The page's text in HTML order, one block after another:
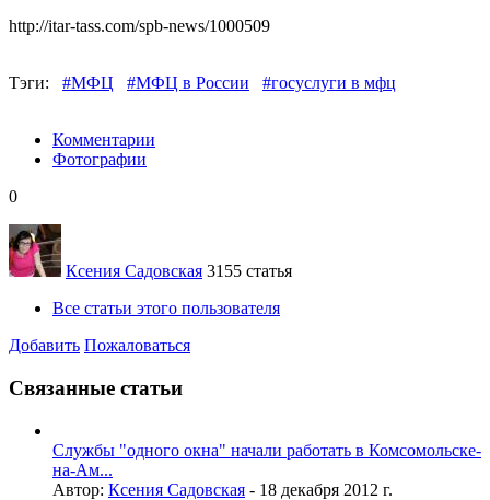
http://itar-tass.com/spb-news/1000509
Тэги: #МФЦ #МФЦ в России #госуслуги в мфц
Комментарии
Фотографии
0
Ксения Садовская 3155 статья
Все статьи этого пользователя
Добавить Пожаловаться
Связанные статьи
Службы "одного окна" начали работать в Комсомольске-
на-Ам...
Автор: Ксения Садовская - 18 декабря 2012 г.